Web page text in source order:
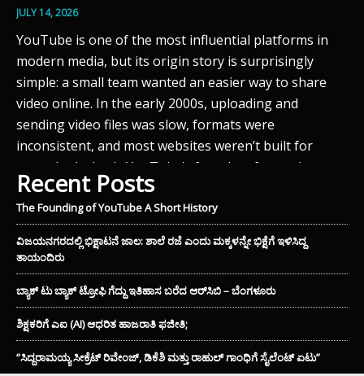
most influential platforms in
origin story is surprisingly
wanted an easier way to share
2000s, uploading and
slow, formats were
websites weren’t built for
founders focused on
INSPIRATIONAL
ತಾಯಂದಿರು
JUNE 2, 2026
ವಿಜಯನಗರದಲ್ಲಿ ಭಿಕ್ಷಾಟನೆ
ಇಳಿಸಿದ್ದ ತಾಯಂದಿರು
ಕಾರ್ಯಾಚರಣೆಯಲ್ಲಿ 6 ಮಕ್ಕಳು
ಘಟನೆ ಬೆಳಕಿಗೆ ಬಂದಿದೆ.
Recent Posts
The Founding of YouTube A Short History
ವಿಜಯನಗರದಲ್ಲಿ ಭಿಕ್ಷಾಟನೆ ಜಾಲ: ಶಾಲೆ ರಜೆ ಎಂದು ಮಕ್ಕಳನ್ನೇ ಭಿಕ್ಷೆಗೆ ಇಳಿಸಿದ್ದ
ತಾಯಂದಿರು
ಬ್ಯಾಕ್ ಟು ಬ್ಯಾಕ್ ಟ್ರೋಫಿ ಗೆದ್ದು ಇತಿಹಾಸ ಬರೆದ ಆರ್‌ಸಿಬಿ – ಬೆಂಗಳೂರು
ಶಿಕ್ಷಕರಿಗೆ ಎಐ (AI) ಆಧರಿತ ಹಾಜರಾತಿ ಫಜೀತಿ;
“ಸಿದ್ದರಾಮಯ್ಯ ಸೀಕ್ರೆಟ್ ರಿವೇಂಜ್‌, ಡಿಕೆಶಿ ಮತ್ತು ರಾಹುಲ್‌ ಗಾಂಧಿಗೆ ಸೈಲೆಂಟ್ ಏಟು”